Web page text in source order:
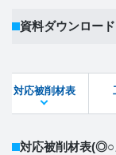
資料ダウンロード
STEPファ
対応被削材表
対応被削材表